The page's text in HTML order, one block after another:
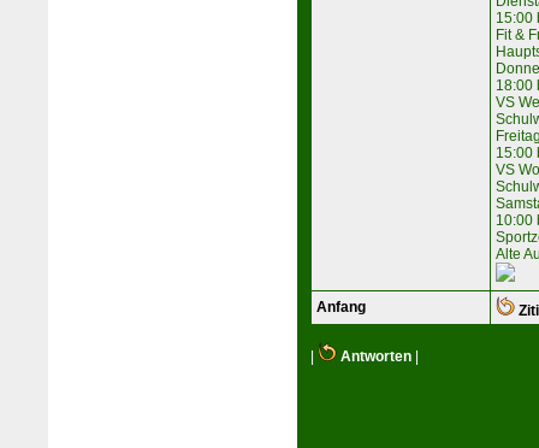
15:00
Fit &
18:00
VS
15:00
VS
10:00
Alte
Anfang
Antworten